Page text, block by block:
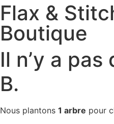
Flax &
Boutique
Il n’y a
B.
Nous plantons 1 arbre pour